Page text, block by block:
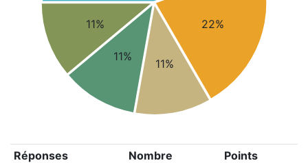
22%
11%
11%
11%
Réponses Nombre
Points